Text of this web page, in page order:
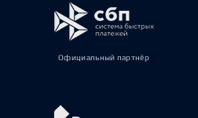
Официальный партнёр